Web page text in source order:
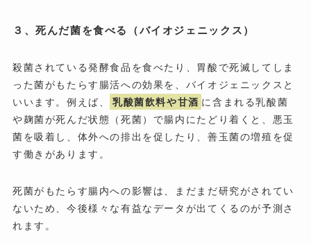
３、死んだ菌を食べる（バイオジェニックス）
殺菌されている発酵食品を食べたり、胃酸で死滅してしま
った菌がもたらす腸活への効果を、バイオジェニックスと
いいます。例えば、
乳酸菌飲料や甘酒 に含まれる乳酸菌
や麹菌が死んだ状態（死菌）で腸内にたどり着くと、悪玉
菌を吸着し、体外への排出を促したり、善玉菌の増殖を促
す働きがあります。
死菌がもたらす腸内への影響は、まだまだ研究がされてい
ないため、今後様々な有益なデータが出てくるのが予測さ
れます。